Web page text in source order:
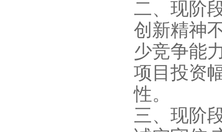
二、现阶
创新精神
少竞争能
项目投资
性。
三、现阶